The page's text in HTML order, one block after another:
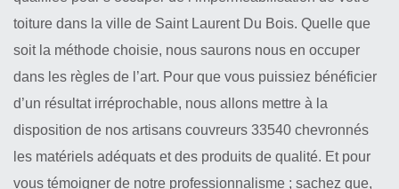
toiture dans la ville de Saint Laurent Du Bois. Quelle que
soit la méthode choisie, nous saurons nous en occuper
dans les règles de l’art. Pour que vous puissiez bénéficier
d’un résultat irréprochable, nous allons mettre à la
disposition de nos artisans couvreurs 33540 chevronnés
les matériels adéquats et des produits de qualité. Et pour
vous témoigner de notre professionnalisme ; sachez que,